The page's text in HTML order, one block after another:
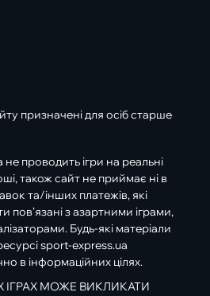
призначені для осіб старше
проводить ігри на реальні
також сайт не приймає ні в
та/інших платежів, які
пов’язані з азартними іграми,
Будь-які матеріали
sport-express.ua
в інформаційних цілях.
ІГРАХ МОЖЕ ВИКЛИКАТИ